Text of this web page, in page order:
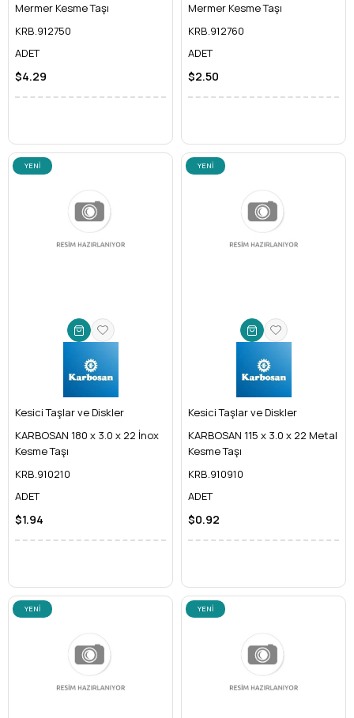
Mermer Kesme Taşı
KRB.912750
ADET
$4.29
Mermer Kesme Taşı
KRB.912760
ADET
$2.50
Kesici Taşlar ve Diskler
KARBOSAN 180 x 3.0 x 22 İnox
Kesme Taşı
KRB.910210
ADET
$1.94
YENI
Kesici Taşlar ve Diskler
KARBOSAN 115 x 3.0 x 22 Metal
Kesme Taşı
KRB.910910
ADET
$0.92
YENI
YENI
YENI